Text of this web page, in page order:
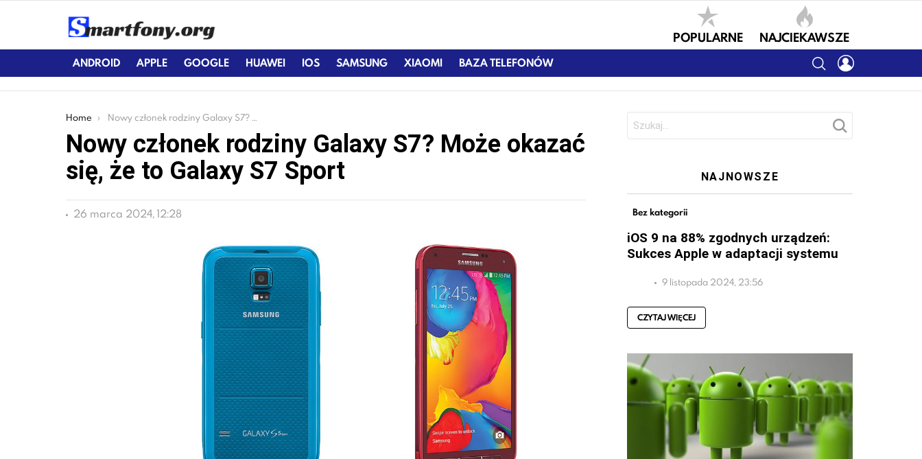
POPULARNE NAJCIEKAWSZE
ANDROID APPLE GOOGLE HUAWEI IOS SAMSUNG XIAOMI BAZA TELEFONÓW SEARCH
You are here:
Home Nowy członek rodziny Galaxy S7? Może okazać się, że to Galaxy S7 Sport
Nowy członek rodziny Galaxy S7? Może okazać
się, że to Galaxy S7 Sport
26 marca 2024, 12:28
NAJNOWSZE
Bez kategorii
iOS 9 na 88% zgodnych urządzeń:
Sukces Apple w adaptacji systemu
9 listopada 2024, 23:56
CZYTAJ WIĘCEJ